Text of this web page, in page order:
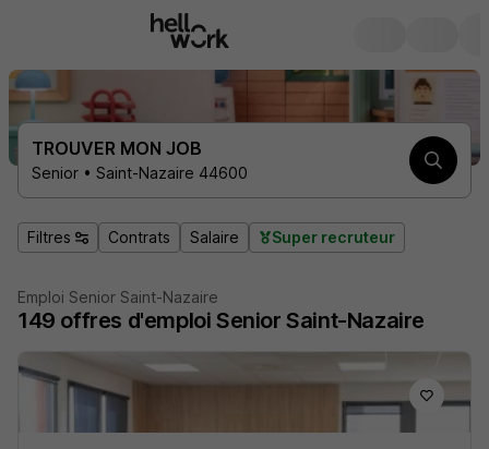
TROUVER MON JOB
Senior • Saint-Nazaire 44600
Filtres Contrats Salaire Super recruteur
Emploi Senior Saint-Nazaire
149 offres d'emploi Senior Saint-Nazaire